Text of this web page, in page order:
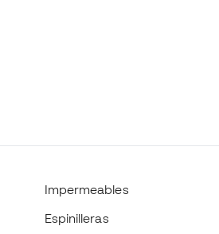
Impermeables
Espinilleras